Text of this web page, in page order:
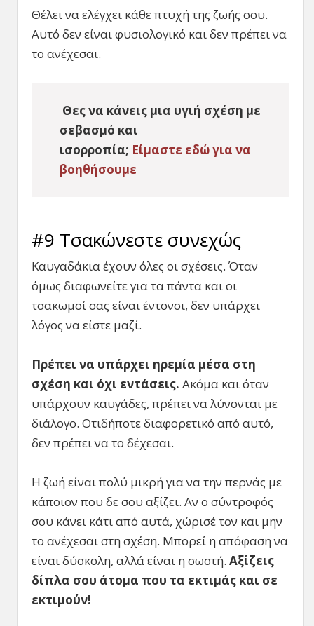
Θέλει να ελέγχει κάθε πτυχή της ζωής σου.
Αυτό δεν είναι φυσιολογικό και δεν πρέπει να
το ανέχεσαι.
Θες να κάνεις μια υγιή σχέση με
σεβασμό και
ισορροπία; Είμαστε εδώ για να
βοηθήσουμε
#9 Τσακώνεστε συνεχώς
Καυγαδάκια έχουν όλες οι σχέσεις. Όταν
όμως διαφωνείτε για τα πάντα και οι
τσακωμοί σας είναι έντονοι, δεν υπάρχει
λόγος να είστε μαζί.
Πρέπει να υπάρχει ηρεμία μέσα στη
σχέση και όχι εντάσεις. Ακόμα και όταν
υπάρχουν καυγάδες, πρέπει να λύνονται με
διάλογο. Οτιδήποτε διαφορετικό από αυτό,
δεν πρέπει να το δέχεσαι.
Η ζωή είναι πολύ μικρή για να την περνάς με
κάποιον που δε σου αξίζει. Αν ο σύντροφός
σου κάνει κάτι από αυτά, χώρισέ τον και μην
το ανέχεσαι στη σχέση. Μπορεί η απόφαση να
είναι δύσκολη, αλλά είναι η σωστή. Αξίζεις
δίπλα σου άτομα που τα εκτιμάς και σε
εκτιμούν!